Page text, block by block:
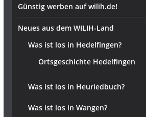
Günstig werben auf wilih.de!
Neues aus dem WILIH-Land
Was ist los in Hedelfingen?
Ortsgeschichte Hedelfingen
Was ist los in Heuriedbuch?
Was ist los in Wangen?